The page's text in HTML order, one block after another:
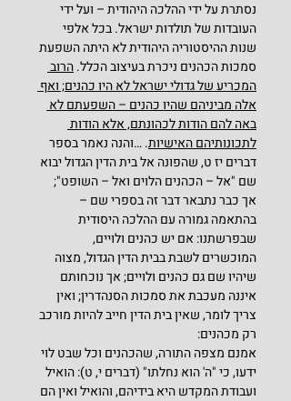
נסתרת על ידי ההלכה היהודית – ועל ידי
העובדות של תולדות ישראל. בכל אלפי
שנות ההיסטוריה היהודית לא היתה השפעת
סמכות הכהנים ניכרת בעיצוב הכלל. הרוב
המכריע של גדולי ישראל לא היו כהנים; ואף
אלה מביניהם שהיו כהנים – השפעתם לא
באה להם הודות לכהונתם, אלא הודות
לתכונותיהם האישיות. …והנה נאמר בספר
דברים יז ט, שהפונה אל בית הדין הגדול יבוא
שם "אל – הכהנים הלוים ואל – השופט";
אך כבר נתבאר דבר זה בספרי שם –
בהתאמה גמורה עם ההלכה היסודית
שבפרשתנו: אם יש כהנים ולויים,
המוכשרים לשבת בבית הדין הגדול, מצוה
שיהיו שם גם כהנים ולויים; אך נוכחותם
איננה מעכבת את סמכות הסנהדרין; ואין
צריך לומר, שאין בית הדין חייב להיות מורכב
רק מכהנים:
אמנם מצפה התורה, שהכהנים וכל שבט לוי
ידעו, כי "ה' הוא נחלתו" (דברים י, ט): הואיל
ועבודת המקדש היא בידיהם, והואיל ואין הם